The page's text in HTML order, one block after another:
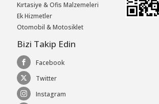
Kırtasiye & Ofis Malzemeleri
Ek Hizmetler
Otomobil & Motosiklet
Bizi Takip Edin
Facebook
Twitter
Instagram